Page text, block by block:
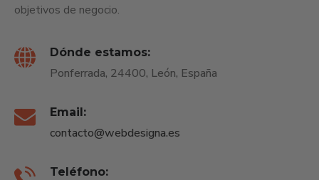
objetivos de negocio.
Dónde estamos:
Ponferrada, 24400, León, España
Email:
contacto@webdesigna.es
Teléfono: